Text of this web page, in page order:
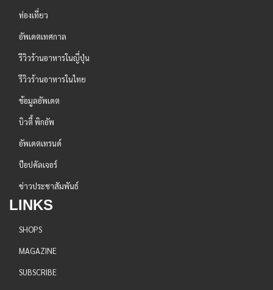
ท่องเที่ยว
อัพเดตเทศกาล
รีวิวร้านอาหารในญี่ปุ่น
รีวิวร้านอาหารในไทย
ข้อมูลอัพเดต
บิวตี้ พิกอัพ
อัพเดตเทรนด์
ป๊อปคัลเจอร์
ข่าวประชาสัมพันธ์
LINKS
SHOPS
MAGAZINE
SUBSCRIBE